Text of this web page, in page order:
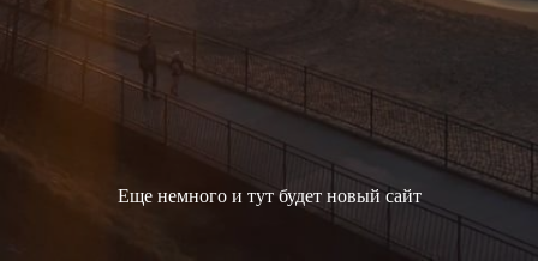
Еще немного и тут будет новый сайт